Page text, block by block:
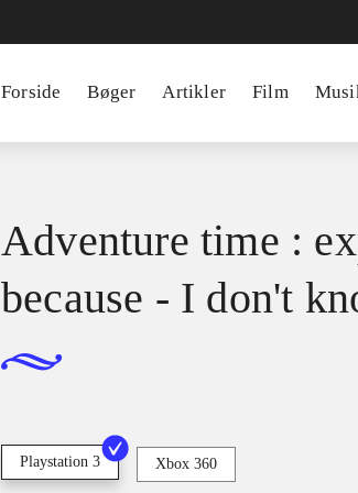
Forside Bøger Artikler Film
Adventure time :
because - I don't
Playstation 3 Xbox 360